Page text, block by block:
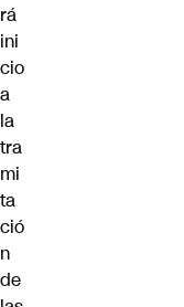
rá
ini
cio
a
la
tra
mi
ta
ció
n
de